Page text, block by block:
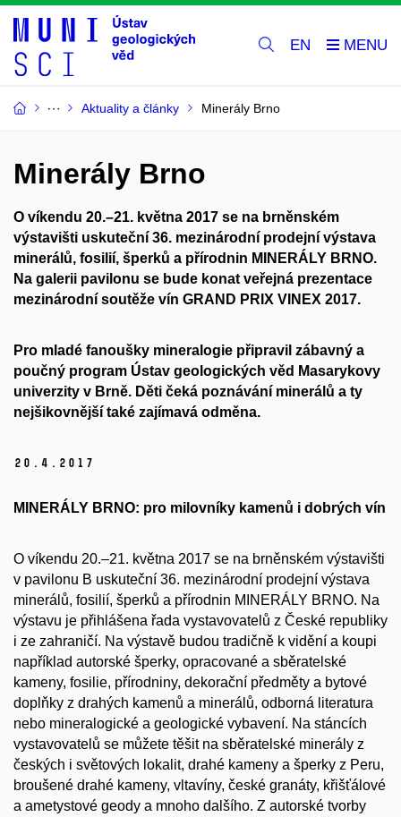
EN
Aktuality a články Minerály Brno
Minerály Brno
O víkendu 20.–21. května 2017 se na brněnském
výstavišti uskuteční 36. mezinárodní prodejní výstava
minerálů, fosilií, šperků a přírodnin MINERÁLY BRNO.
Na galerii pavilonu se bude konat veřejná prezentace
mezinárodní soutěže vín GRAND PRIX VINEX 2017.
Pro mladé fanoušky mineralogie připravil zábavný a
poučný program Ústav geologických věd Masarykovy
univerzity v Brně. Děti čeká poznávání minerálů a ty
nejšikovnější také zajímavá odměna.
20. 4. 2017
MINERÁLY BRNO: pro milovníky kamenů i dobrých vín
O víkendu 20.–21. května 2017 se na brněnském výstavišti
v pavilonu B uskuteční 36. mezinárodní prodejní výstava
minerálů, fosilií, šperků a přírodnin MINERÁLY BRNO. Na
výstavu je přihlášena řada vystavovatelů z České republiky
i ze zahraničí. Na výstavě budou tradičně k vidění a koupi
například autorské šperky, opracované a sběratelské
kameny, fosilie, přírodniny, dekorační předměty a bytové
doplňky z drahých kamenů a minerálů, odborná literatura
nebo mineralogické a geologické vybavení. Na stáncích
vystavovatelů se můžete těšit na sběratelské minerály z
českých i světových lokalit, drahé kameny a šperky z Peru,
broušené drahé kameny, vltavíny, české granáty, křišťálové
a ametystové geody a mnoho dalšího. Z autorské tvorby